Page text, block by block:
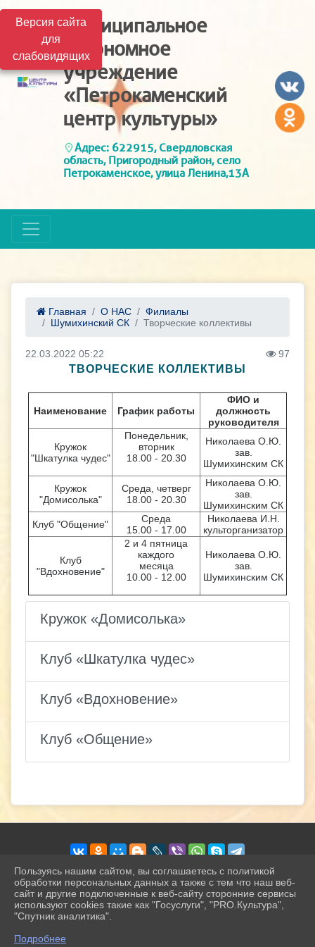
Версия сайта
для
слабовидящих
Муниципальное
автономное
учреждение
«Петрокаменский
центр культуры»
Адрес: 622915, Свердловская
область, Пригородный район, село
Петрокаменское, улица Ленина,13А
Главная О НАС
Филиалы
Шумихинский СК
Творческие коллективы
22.03.2022 05:22 97
ТВОРЧЕСКИЕ КОЛЛЕКТИВЫ
Наименование График работы
ФИО и
должность
руководителя
Кружок
"Шкатулка чудес"
Понедельник,
вторник
18.00 - 20.30
Николаева О.Ю.
зав.
Шумихинским СК
Кружок
"Домисолька"
Среда, четверг
18.00 - 20.30
Николаева О.Ю.
зав.
Шумихинским СК
Клуб "Общение"
Среда
15.00 - 17.00
Николаева И.Н.
культорганизатор
Клуб
"Вдохновение"
2 и 4 пятница
каждого
месяца
10.00 - 12.00
Николаева О.Ю.
зав.
Шумихинским СК
Кружок «Домисолька»
Клуб «Шкатулка чудес»
Клуб «Вдохновение»
Клуб «Общение»
2026 г. petrokamck.ru
Вход
Карта сайта
Пользуясь нашим сайтом, вы соглашаетесь с политикой
обработки персональных данных а также с тем что наш веб-
сайт и другие подключенные к веб-сайту сторонние сервисы
используют cookies такие как "Госуслуги", "PRO.Культура",
"Спутник аналитика".
Подробнее